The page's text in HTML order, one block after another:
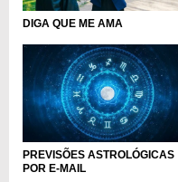
DIGA QUE ME AMA
PREVISÕES ASTROLÓGICAS
POR E-MAIL